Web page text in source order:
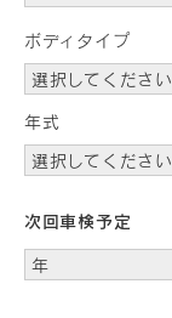
ボディタイプ
選択してください
年式
選択してください
次回車検予定
年